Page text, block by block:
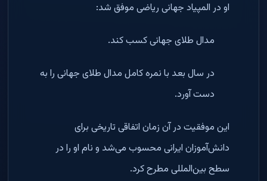
او در المپیاد جهانی ریاضی موفق شد:
مدال طلای جهانی کسب کند.
در سال بعد با نمره کامل مدال طلای جهانی را به
دست آورد.
این موفقیت در آن زمان اتفاقی تاریخی برای
دانش‌آموزان ایرانی محسوب می‌شد و نام او را در
سطح بین‌المللی مطرح کرد.